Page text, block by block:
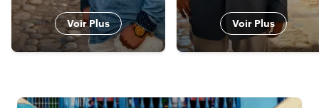
Voir Plus Voir Plus